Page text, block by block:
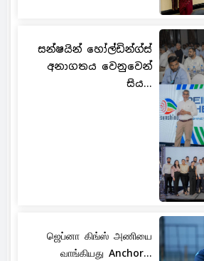
සන්ෂයින් හෝල්ඩින්ග්ස්
අනාගතය වෙනුවෙන්
සිය...
ஜெப்னா கிங்ஸ் அணியை
வாங்கியது Anchor...